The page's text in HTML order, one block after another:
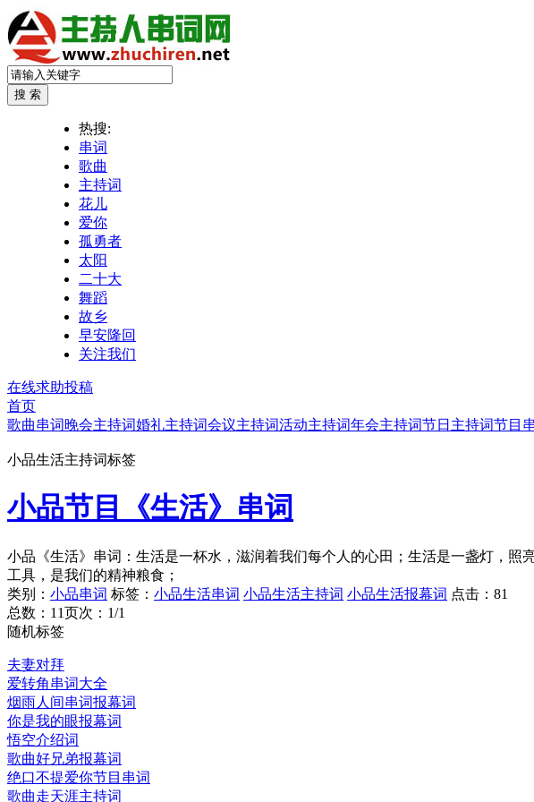
热搜:
串词
歌曲
主持词
花儿
爱你
孤勇者
太阳
二十大
舞蹈
故乡
早安隆回
关注我们
在线求助投稿
首页
歌曲串词晚会主持词婚礼主持词会议主持词活动主持词年会主持词节日主持词节目
小品生活主持词标签
小品节目《生活》串词
小品《生活》串词：生活是一杯水，滋润着我们每个人的心田；生活是一盏灯，
工具，是我们的精神粮食；
类别： 小品串词 标签： 小品生活串词 小品生活主持词 小品生活报幕词 点击： 81
总数：1 1页次：1/1
随机标签
夫妻对拜
爱转角串词大全
烟雨人间串词报幕词
你是我的眼报幕词
悟空介绍词
歌曲好兄弟报幕词
绝口不提爱你节目串词
歌曲走天涯主持词